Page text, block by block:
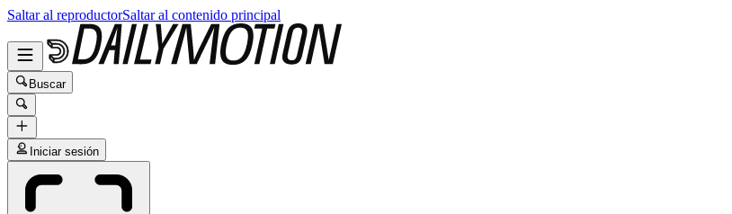
Saltar al reproductorSaltar al contenido principal
Buscar
Iniciar sesión